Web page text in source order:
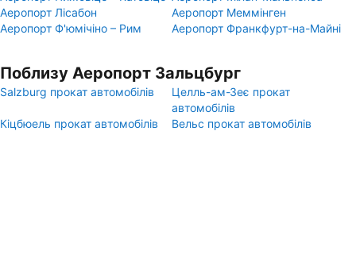
Аеропорт Лісабон
Аеропорт Меммінген
Аеропорт Ф'юмічіно – Рим
Аеропорт Франкфурт-на-Майні
Поблизу Аеропорт Зальцбург
Salzburg прокат автомобілів
Целль-ам-Зеє прокат
автомобілів
Кіцбюель прокат автомобілів
Вельс прокат автомобілів